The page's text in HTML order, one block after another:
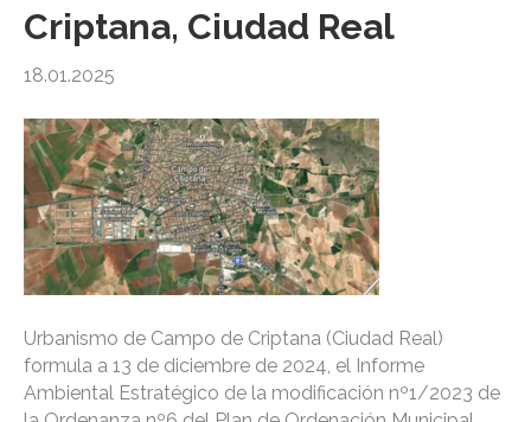
Criptana, Ciudad Real
18.01.2025
Urbanismo de Campo de Criptana (Ciudad Real)
formula a 13 de diciembre de 2024, el Informe
Ambiental Estratégico de la modificación nº1/2023 de